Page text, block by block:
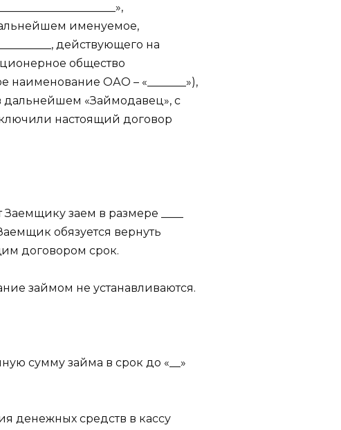
именуемое,
действующего на
общество
наименование ОАО – «_______»),
«Займодавец», с
настоящий договор
заем в размере ____
обязуется вернуть
договором срок.
займом не устанавливаются.
сумму займа в срок до «__»
денежных средств в кассу